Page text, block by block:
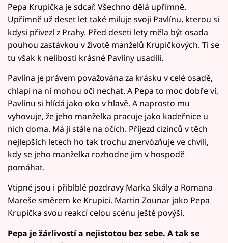
Pepa Krupička je sdcař. Všechno dělá upřímně.
Upřímně už deset let také miluje svoji Pavlínu, kterou si
kdysi přivezl z Prahy. Před deseti lety měla být osada
pouhou zastávkou v životě manželů Krupičkových. Ti se
tu však k nelibosti krásné Pavlíny usadili.
Pavlína je právem považována za krásku v celé osadě,
chlapi na ní mohou oči nechat. A Pepa to moc dobře ví,
Pavlínu si hlídá jako oko v hlavě. A naprosto mu
vyhovuje, že jeho manželka pracuje jako kadeřnice u
nich doma. Má ji stále na očích. Příjezd cizinců v těch
nejlepších letech ho tak trochu znervózňuje ve chvíli,
kdy se jeho manželka rozhodne jim v hospodě
pomáhat.
Vtipné jsou i přiblblé pozdravy Marka Skály a Romana
Mareše směrem ke Krupici. Martin Zounar jako Pepa
Krupička svou reakcí celou scénu ještě povýší.
Pepa je žárlivostí a nejistotou bez sebe. A tak se